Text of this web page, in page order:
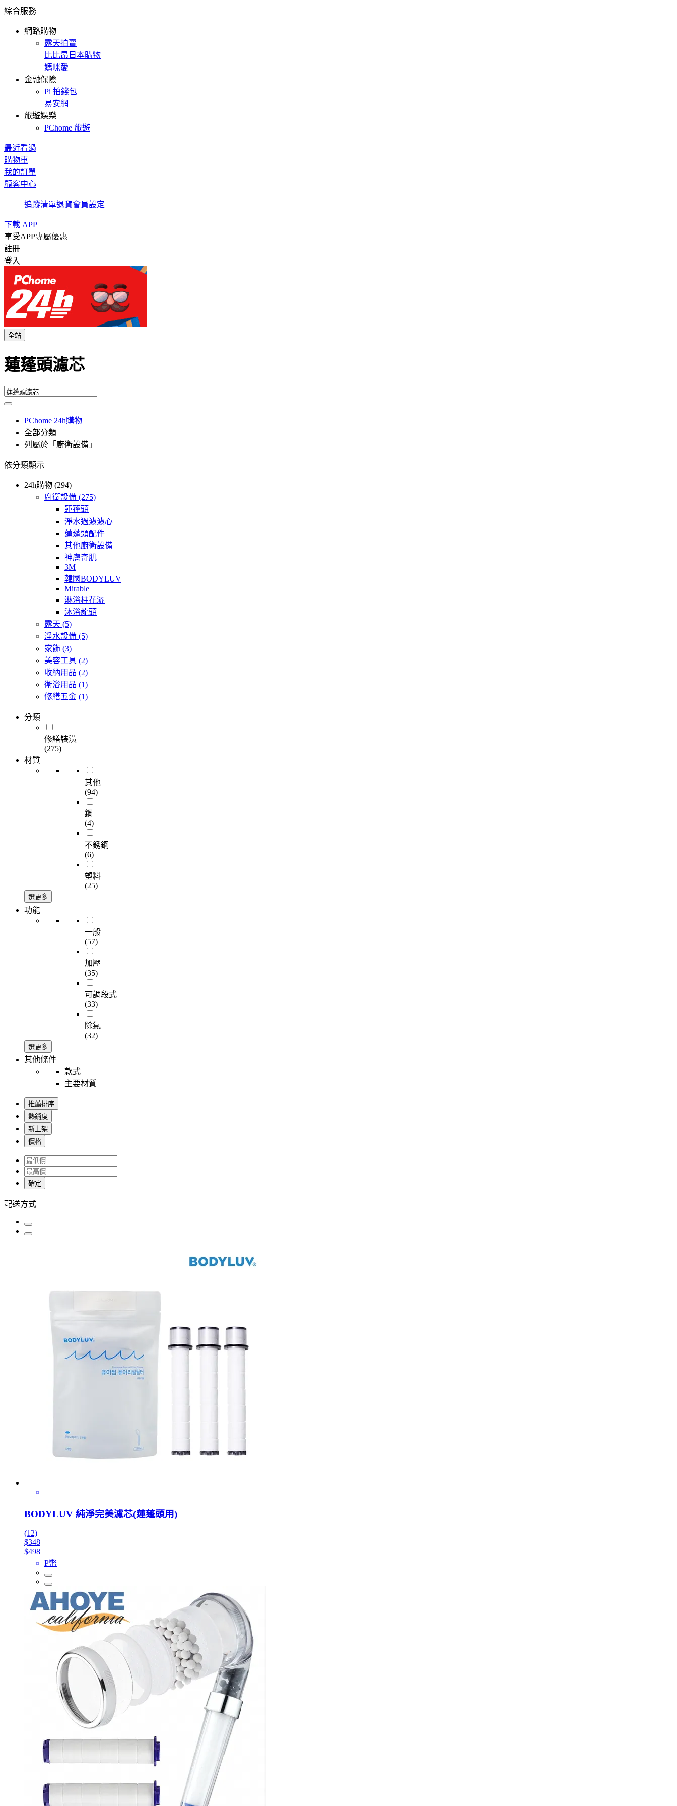
綜合服務
網路購物
露天拍賣
比比昂日本購物
媽咪愛
金融保險
Pi 拍錢包
易安網
旅遊娛樂
PChome 旅遊
最近看過
購物車
我的訂單
顧客中心
追蹤清單退貨會員設定
下載 APP
享受APP專屬優惠
註冊
登入
全站
蓮蓬頭濾芯
PChome 24h購物
全部分類
列屬於「廚衛設備」
依分類顯示
24h購物 (294)
廚衛設備 (275)
蓮蓬頭
淨水過濾濾心
蓮蓬頭配件
其他廚衛設備
神膚奇肌
3M
韓國BODYLUV
Mirable
淋浴柱花灑
沐浴龍頭
露天 (5)
淨水設備 (5)
家飾 (3)
美容工具 (2)
收納用品 (2)
衛浴用品 (1)
修繕五金 (1)
分類
修繕裝潢
(275)
材質
其他
(94)
鋼
(4)
不銹鋼
(6)
塑料
(25)
選更多
功能
一般
(57)
加壓
(35)
可調段式
(33)
除氯
(32)
選更多
其他條件
款式
主要材質
推薦排序
熱銷度
新上架
價格
確定
配送方式
BODYLUV 純淨完美濾芯(蓮蓬頭用)
(12)
$348
$498
P幣